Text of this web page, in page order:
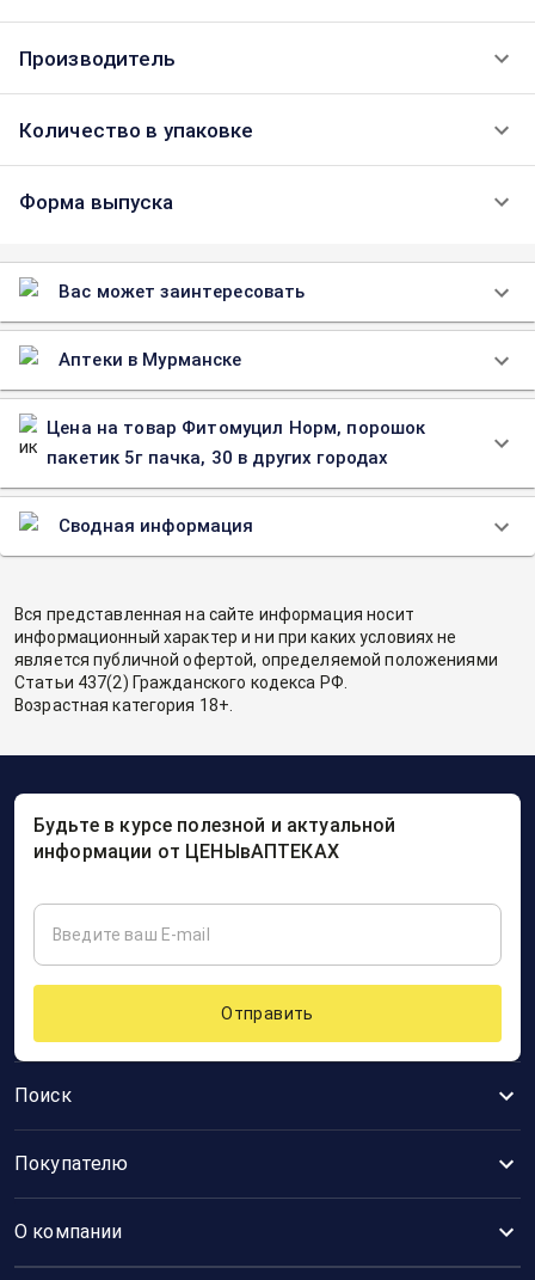
Производитель
Количество в упаковке
Форма выпуска
Вас может заинтересовать
Аптеки в Мурманске
Цена на товар Фитомуцил Норм, порошок
пакетик 5г пачка, 30 в других городах
Сводная информация
Вся представленная на сайте информация носит
информационный характер и ни при каких условиях не
является публичной офертой, определяемой положениями
Статьи 437(2) Гражданского кодекса РФ.
Возрастная категория 18+.
Поиск
Покупателю
О компании
Будьте в курсе полезной и актуальной
информации от ЦЕНЫвАПТЕКАХ
Отправить